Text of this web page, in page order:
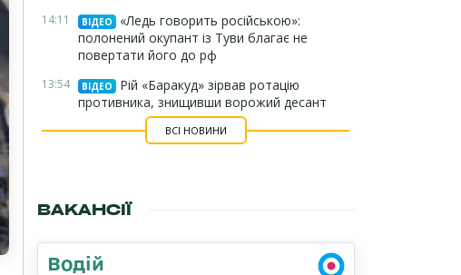
14:11 ВІДЕО
«Ледь говорить російською»:
полонений окупант із Туви благає не
повертати його до рф
13:54 ВІДЕО
Рій «Баракуд» зірвав ротацію
противника, знищивши ворожий десант
ВСІ НОВИНИ
ВАКАНСІЇ
Водій